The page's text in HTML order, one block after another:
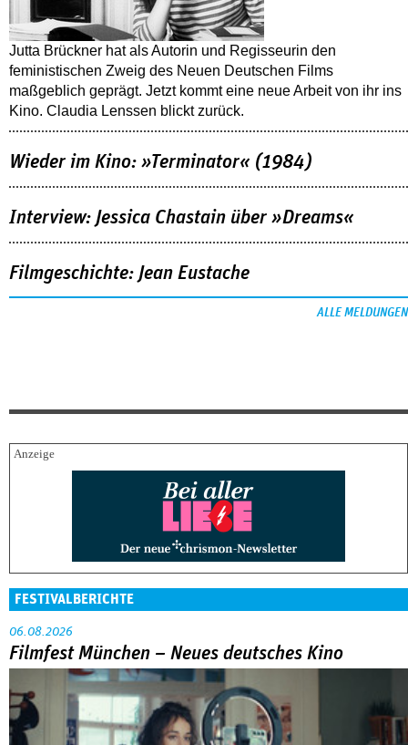
Jutta Brückner hat als Autorin und Regisseurin den
feministischen Zweig des Neuen Deutschen Films
maßgeblich geprägt. Jetzt kommt eine neue Arbeit von ihr ins
Kino. Claudia Lenssen blickt zurück.
Wieder im Kino: »Terminator« (1984)
Interview: Jessica Chastain über »Dreams«
Filmgeschichte: Jean Eustache
ALLE MELDUNGEN
FESTIVALBERICHTE